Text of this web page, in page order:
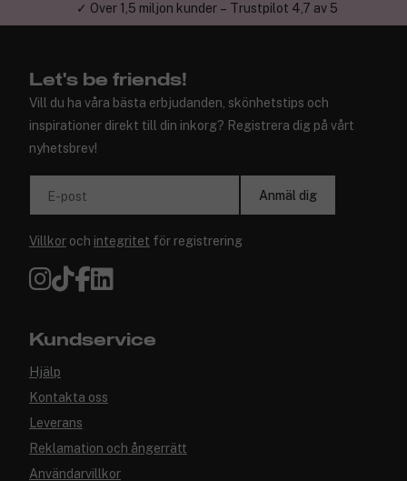
✓ Över 1,5 miljon kunder – Trustpilot 4,7 av 5
Let's be friends!
Vill du ha våra bästa erbjudanden, skönhetstips och
inspirationer direkt till din inkorg? Registrera dig på vårt
nyhetsbrev!
E-post Anmäl dig
Villkor och integritet för registrering
Kundservice
Hjälp
Kontakta oss
Leverans
Reklamation och ångerrätt
Användarvillkor